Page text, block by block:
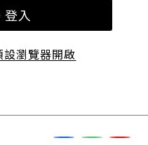
入
設瀏覽器開啟